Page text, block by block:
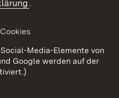
Datenschutz
Cookies
.
Media-Elemente von
Google werden auf der